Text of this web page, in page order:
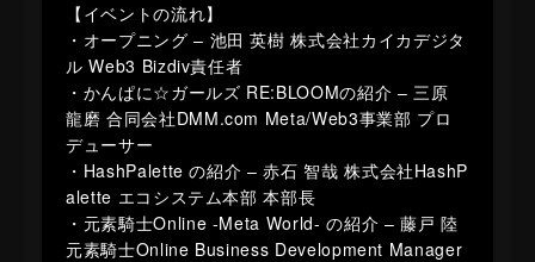
【イベントの流れ】
・オープニング – 池田 英樹 株式会社カイカデジタ
ル Web3 Bizdiv責任者
・かんぱに☆ガールズ RE:BLOOMの紹介 – 三原
龍磨 合同会社DMM.com Meta/Web3事業部 プロ
デューサー
・HashPalette の紹介 – 赤石 智哉 株式会社HashP
alette エコシステム本部 本部長
・元素騎士Online -Meta World- の紹介 – 藤戸 陸
元素騎士Online Business Development Manager